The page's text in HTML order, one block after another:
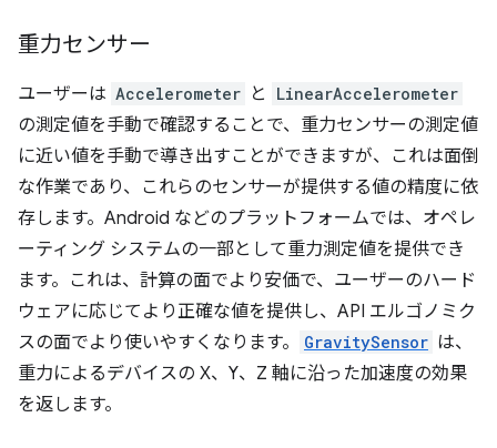
重力センサー
ユーザーは Accelerometer と LinearAccelerometer
の測定値を手動で確認することで、重力センサーの測定値
に近い値を手動で導き出すことができますが、これは面倒
な作業であり、これらのセンサーが提供する値の精度に依
存します。Android などのプラットフォームでは、オペレ
ーティング システムの一部として重力測定値を提供でき
ます。これは、計算の面でより安価で、ユーザーのハード
ウェアに応じてより正確な値を提供し、API エルゴノミク
スの面でより使いやすくなります。
GravitySensor は、
重力によるデバイスの X、Y、Z 軸に沿った加速度の効果
を返します。